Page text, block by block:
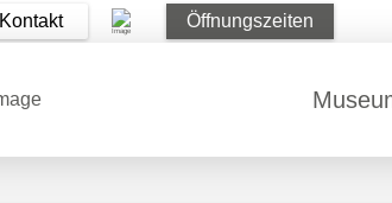
Kontakt Öffnungszeiten